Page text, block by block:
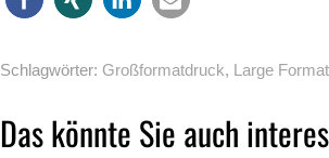
Schlagwörter: Großformatdruck, Large
Das könnte Sie auch